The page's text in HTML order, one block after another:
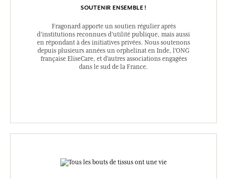
SOUTENIR ENSEMBLE !
Fragonard apporte un soutien régulier après
d’institutions reconnues d’utilité publique, mais aussi
en répondant à des initiatives privées. Nous soutenons
depuis plusieurs années un orphelinat en Inde, l’ONG
française EliseCare, et d’autres associations engagées
dans le sud de la France.